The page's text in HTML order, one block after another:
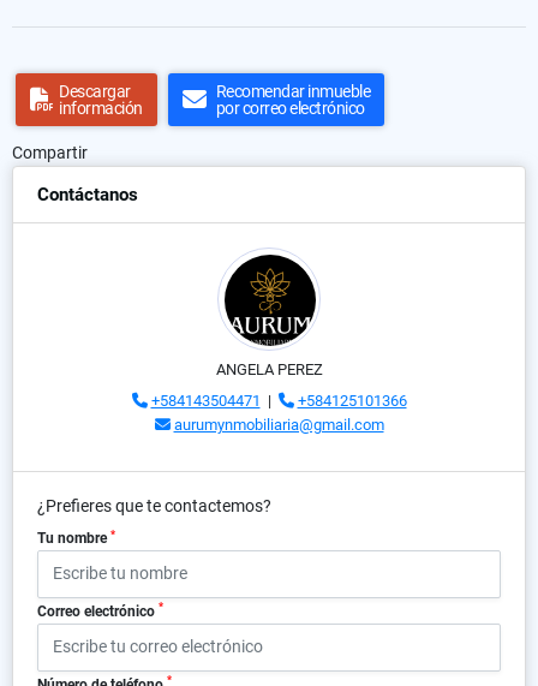
Descargar
información
Recomendar inmueble
por correo electrónico
Compartir
Contáctanos
ANGELA PEREZ
+584143504471 |
+584125101366
aurumynmobiliaria@gmail.com
¿Prefieres que te contactemos?
Tu nombre *
Correo electrónico *
*